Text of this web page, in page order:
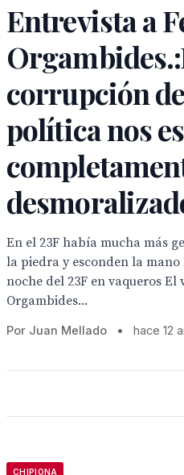
Entrevista a
corrupción
política nos
En el 23F había mucha más
la piedra y esconden la mano
noche del 23F en vaqueros
Orgambides...
Por Juan Mellado • hace 12
CHIPIONA